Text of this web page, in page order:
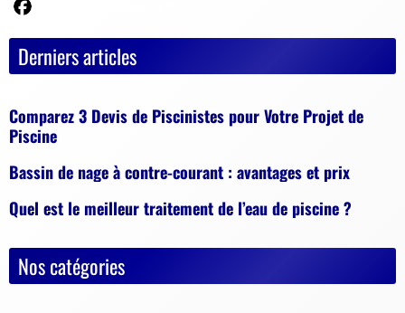
Derniers articles
Comparez 3 Devis de Piscinistes pour Votre Projet de
Piscine
Bassin de nage à contre-courant : avantages et prix
Quel est le meilleur traitement de l’eau de piscine ?
Nos catégories